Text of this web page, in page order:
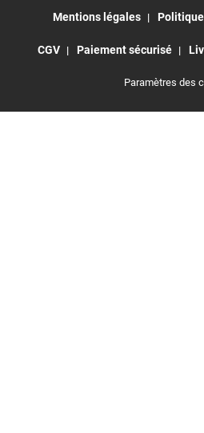
Mentions légales
CGV Paiement sécurisé
Paramètres des